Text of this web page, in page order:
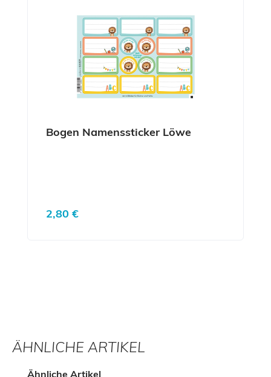
Bogen Namenssticker Löwe
Regulärer Preis:
2,80 €
ÄHNLICHE ARTIKEL
Produktgalerie überspringen
Ähnliche Artikel